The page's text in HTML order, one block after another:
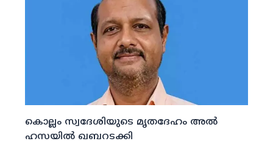
കൊല്ലം സ്വദേശിയുടെ മൃതദേഹം അല്‍
ഹസയില്‍ ഖബറടക്കി